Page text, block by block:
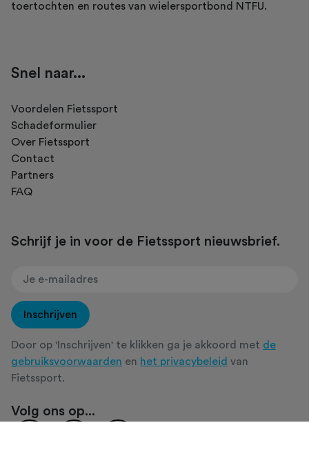
toertochten en routes van wielersportbond NTFU.
Snel naar...
Voordelen Fietssport
Schadeformulier
Over Fietssport
Contact
Partners
FAQ
Schrijf je in voor de Fietssport nieuwsbrief.
Inschrijven
Door op 'Inschrijven' te klikken ga je akkoord met de
gebruiksvoorwaarden en het privacybeleid van
Fietssport.
Volg ons op...